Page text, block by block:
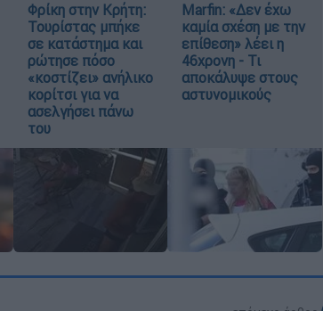
Φρίκη στην Κρήτη:
Τουρίστας μπήκε
σε κατάστημα και
ρώτησε πόσο
«κοστίζει» ανήλικο
κορίτσι για να
ασελγήσει πάνω
του
Marfin: «Δεν έχω
καμία σχέση με την
επίθεση» λέει η
46χρονη - Τι
αποκάλυψε στους
αστυνομικούς